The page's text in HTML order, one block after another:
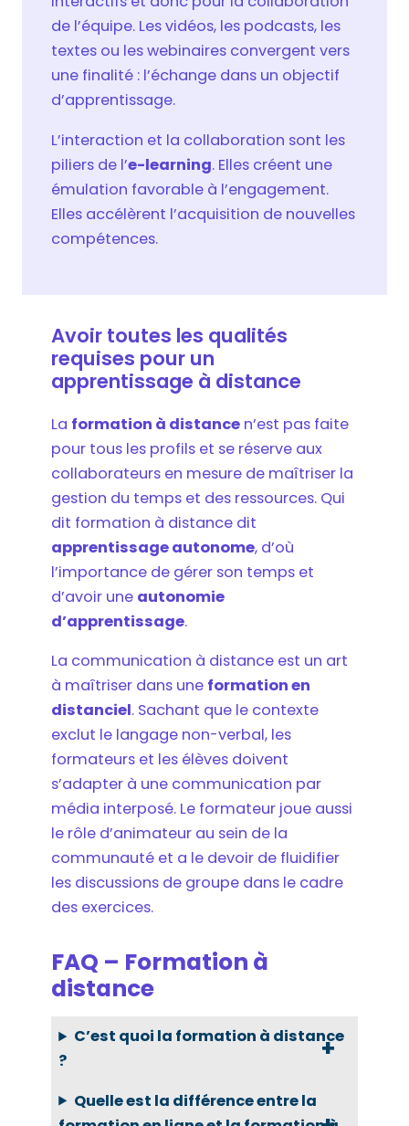
de l’équipe. Les vidéos, les podcasts, les
textes ou les webinaires convergent vers
une finalité : l’échange dans un objectif
d’apprentissage.
L’interaction et la collaboration sont les
piliers de l’e-learning. Elles créent une
émulation favorable à l’engagement.
Elles accélèrent l’acquisition de nouvelles
compétences.
Avoir toutes les qualités
requises pour un
apprentissage à distance
La formation à distance n’est pas faite
pour tous les profils et se réserve aux
collaborateurs en mesure de maîtriser la
gestion du temps et des ressources. Qui
dit formation à distance dit
apprentissage autonome, d’où
l’importance de gérer son temps et
d’avoir une autonomie
d’apprentissage.
La communication à distance est un art
à maîtriser dans une formation en
distanciel. Sachant que le contexte
exclut le langage non-verbal, les
formateurs et les élèves doivent
s’adapter à une communication par
média interposé. Le formateur joue aussi
le rôle d’animateur au sein de la
communauté et a le devoir de fluidifier
les discussions de groupe dans le cadre
des exercices.
FAQ – Formation à
distance
C’est quoi la formation à distance
?
Quelle est la différence entre la